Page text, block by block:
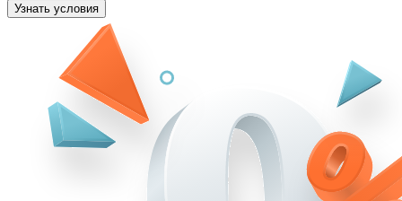
Узнать условия